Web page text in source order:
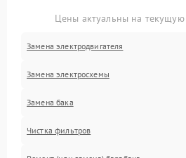
Цены актуальны на
Замена электродвигателя
Замена электросхемы
Замена бака
Чистка фильтров